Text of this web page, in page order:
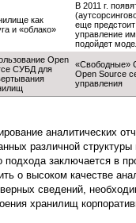
как
и «облако»
В 2011 г.
еще
управление
подойдет
Open
СУБД для
«Свободные»
Open Source
управления
аналитических
различной
подхода заключается в
о высоком качестве
сведений,
хранилищ